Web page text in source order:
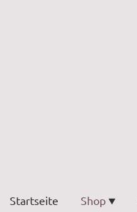
Startseite Shop